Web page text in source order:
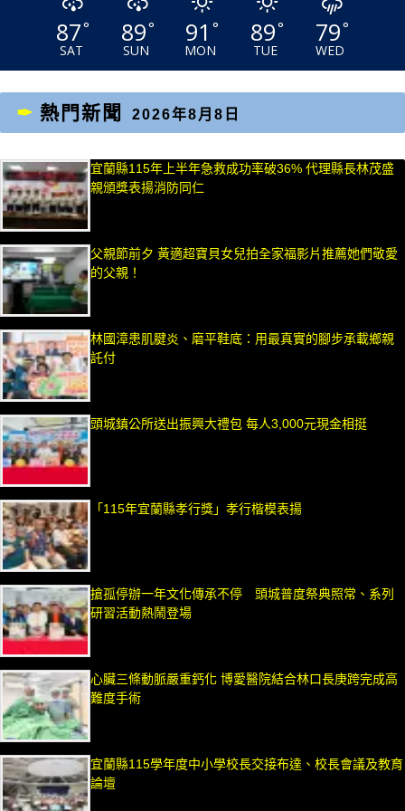
87°
SAT
89°
SUN
91 °
MON
89°
TUE
79°
WED
熱門新聞 2026年8月8日
宜蘭縣115年上半年急救成功率破36% 代理縣長林茂盛
親頒獎表揚消防同仁
父親節前夕 黃適超寶貝女兒拍全家福影片推薦她們敬愛
的父親！
林國漳患肌腱炎、磨平鞋底：用最真實的腳步承載鄉親
託付
頭城鎮公所送出振興大禮包 每人3,000元現金相挺
「115年宜蘭縣孝行獎」孝行楷模表揚
搶孤停辦一年文化傳承不停 頭城普度祭典照常、系列
研習活動熱鬧登場
心臟三條動脈嚴重鈣化 博愛醫院結合林口長庚跨完成高
難度手術
宜蘭縣115學年度中小學校長交接布達、校長會議及教育
論壇